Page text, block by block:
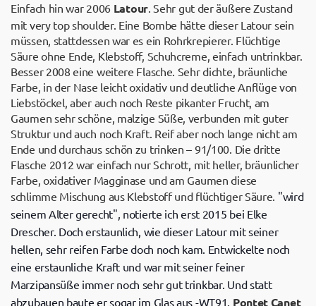
Einfach hin war 2006 Latour. Sehr gut der äußere Zustand
mit very top shoulder. Eine Bombe hätte dieser Latour sein
müssen, stattdessen war es ein Rohrkrepierer. Flüchtige
Säure ohne Ende, Klebstoff, Schuhcreme, einfach untrinkbar.
Besser 2008 eine weitere Flasche. Sehr dichte, bräunliche
Farbe, in der Nase leicht oxidativ und deutliche Anflüge von
Liebstöckel, aber auch noch Reste pikanter Frucht, am
Gaumen sehr schöne, malzige Süße, verbunden mit guter
Struktur und auch noch Kraft. Reif aber noch lange nicht am
Ende und durchaus schön zu trinken – 91/100. Die dritte
Flasche 2012 war einfach nur Schrott, mit heller, bräunlicher
Farbe, oxidativer Magginase und am Gaumen diese
schlimme Mischung aus Klebstoff und flüchtiger Säure. "wird
seinem Alter gerecht", notierte ich erst 2015 bei Elke
Drescher. Doch erstaunlich, wie dieser Latour mit seiner
hellen, sehr reifen Farbe doch noch kam. Entwickelte noch
eine erstaunliche Kraft und war mit seiner feiner
Marzipansüße immer noch sehr gut trinkbar. Und statt
abzubauen baute er sogar im Glas aus -WT91. Pontet Canet